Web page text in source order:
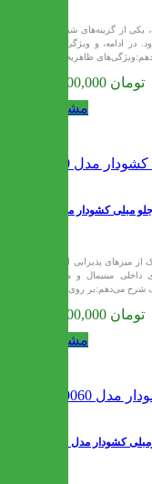
از گزینه‌های شیک و
در ادامه، و ویژگی‌های
26,400,000 تومان
مشاهده
مبلی کشودار مدل 90
از میزهای پذیرایی است
مینیمال و مدرن
26,400,000 تومان
مشاهده
کشودار مدل 10060